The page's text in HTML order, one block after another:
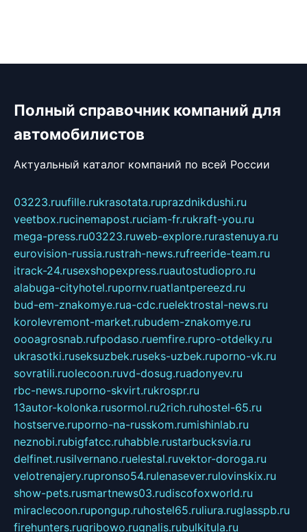
Полный справочник компаний для
автомобилистов
Актуальный каталог компаний по всей России
03223.ruufille.rukrasotata.ruprazdnikdushi.ru
veetbox.rucinemapost.ruciam-fr.rukraft-you.ru
mega-press.ru03223.ruweb-explore.rurastenuya.ru
eurovision-russia.rustrah-news.rufreeride-team.ru
itrack-24.rusexshopexpress.ruautostudiopro.ru
alabuga-cityhotel.rupornv.ruatlantpereezd.ru
bud-em-znakomye.rua-cdc.ruelektrostal-news.ru
korolevremont-market.rubudem-znakomye.ru
oooagrosnab.rufpodaso.ruemfire.rupro-otdelky.ru
ukrasotki.ruseksuzbek.ruseks-uzbek.ruporno-vk.ru
sovratili.ruolecoon.ruvd-dosug.ruadonyev.ru
rbc-news.ruporno-skvirt.rukrospr.ru
13autor-kolonka.rusormol.ru2rich.ruhostel-65.ru
hostserve.ruporno-na-russkom.rumishinlab.ru
neznobi.rubigfatcc.ruhabble.rustarbucksvia.ru
delfinet.rusilvernano.ruelestal.ruvektor-doroga.ru
velotrenajery.rupronso54.rulenasever.rulovinskix.ru
show-pets.rusmartnews03.rudiscofoxworld.ru
miraclecoon.rupongup.ruhostel65.ruliura.ruglasspb.ru
firehunters.rugribowo.rugnalis.rubulkitula.ru